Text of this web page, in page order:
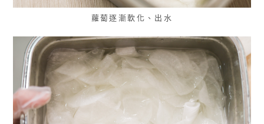
蘿蔔逐漸軟化、出水